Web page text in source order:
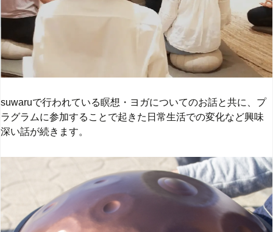
suwaruで行われている瞑想・ヨガについてのお話と共に、プ
ラグラムに参加することで起きた日常生活での変化など興味
深い話が続きます。